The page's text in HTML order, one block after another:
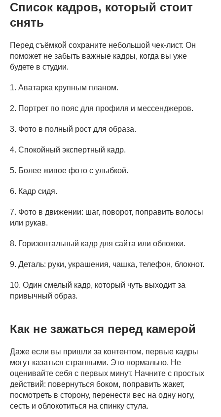
Список кадров, который стоит
снять
Перед съёмкой сохраните небольшой чек-лист. Он
поможет не забыть важные кадры, когда вы уже
будете в студии.
1. Аватарка крупным планом.
2. Портрет по пояс для профиля и мессенджеров.
3. Фото в полный рост для образа.
4. Спокойный экспертный кадр.
5. Более живое фото с улыбкой.
6. Кадр сидя.
7. Фото в движении: шаг, поворот, поправить волосы
или рукав.
8. Горизонтальный кадр для сайта или обложки.
9. Деталь: руки, украшения, чашка, телефон, блокнот.
10. Один смелый кадр, который чуть выходит за
привычный образ.
Как не зажаться перед камерой
Даже если вы пришли за контентом, первые кадры
могут казаться странными. Это нормально. Не
оценивайте себя с первых минут. Начните с простых
действий: повернуться боком, поправить жакет,
посмотреть в сторону, перенести вес на одну ногу,
сесть и облокотиться на спинку стула.